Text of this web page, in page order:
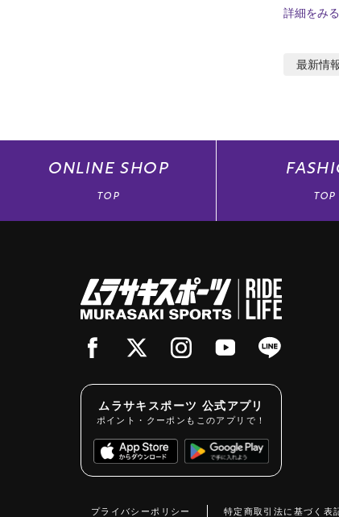
詳細をみる
最新情
ONLINE SHOP
TOP TOP
ムラサキスポーツ 公式アプリ
ポイント・クーポンもこのアプリで！
プライバシーポリシー 特定商取引法に基づく表